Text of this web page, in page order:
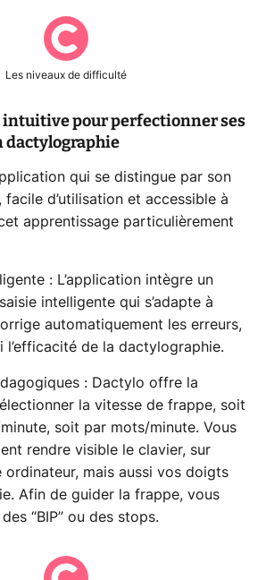
Les niveaux de difficulté
pour perfectionner ses
dactylographie
qui se distingue par son
d’utilisation et accessible à
apprentissage particulièrement
: L’application intègre un
intelligente qui s’adapte à
automatiquement les erreurs,
l’efficacité de la dactylographie.
: Dactylo offre la
la vitesse de frappe, soit
soit par mots/minute. Vous
rendre visible le clavier, sur
ordinateur, mais aussi vos doigts
Afin de guider la frappe, vous
“BIP” ou des stops.